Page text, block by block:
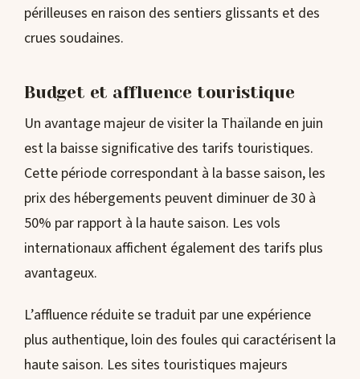
périlleuses en raison des sentiers glissants et des
crues soudaines.
Budget et affluence touristique
Un avantage majeur de visiter la Thaïlande en juin
est la baisse significative des tarifs touristiques.
Cette période correspondant à la basse saison, les
prix des hébergements peuvent diminuer de 30 à
50% par rapport à la haute saison. Les vols
internationaux affichent également des tarifs plus
avantageux.
L’affluence réduite se traduit par une expérience
plus authentique, loin des foules qui caractérisent la
haute saison. Les sites touristiques majeurs